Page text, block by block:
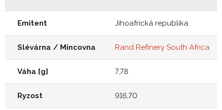
Emitent Jihoafrická republika
Slévárna / Mincovna Rand Refinery South Africa
Váha [g] 7,78
Ryzost 916,70